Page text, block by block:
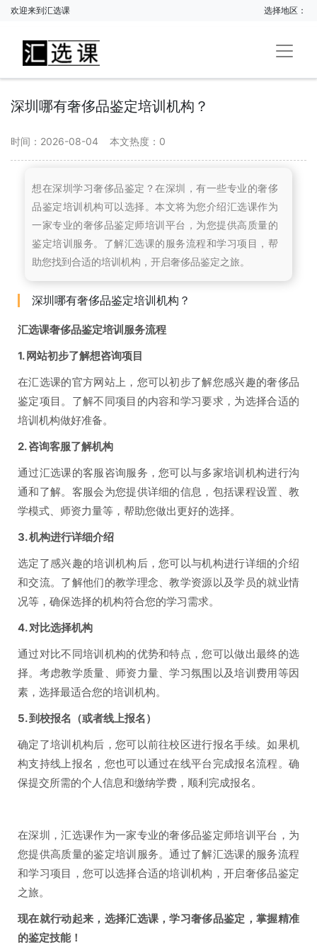
欢迎来到汇选课 选择地区：
深圳哪有奢侈品鉴定培训机构？
时间：2026-08-04 本文热度： 0
想在深圳学习奢侈品鉴定？在深圳，有一些专业的奢侈
品鉴定培训机构可以选择。本文将为您介绍汇选课作为
一家专业的奢侈品鉴定师培训平台，为您提供高质量的
鉴定培训服务。了解汇选课的服务流程和学习项目，帮
助您找到合适的培训机构，开启奢侈品鉴定之旅。
深圳哪有奢侈品鉴定培训机构？
汇选课奢侈品鉴定培训服务流程
1. 网站初步了解想咨询项目
在汇选课的官方网站上，您可以初步了解您感兴趣的奢侈品
鉴定项目。了解不同项目的内容和学习要求，为选择合适的
培训机构做好准备。
2. 咨询客服了解机构
通过汇选课的客服咨询服务，您可以与多家培训机构进行沟
通和了解。客服会为您提供详细的信息，包括课程设置、教
学模式、师资力量等，帮助您做出更好的选择。
3. 机构进行详细介绍
选定了感兴趣的培训机构后，您可以与机构进行详细的介绍
和交流。了解他们的教学理念、教学资源以及学员的就业情
况等，确保选择的机构符合您的学习需求。
4. 对比选择机构
通过对比不同培训机构的优势和特点，您可以做出最终的选
择。考虑教学质量、师资力量、学习氛围以及培训费用等因
素，选择最适合您的培训机构。
5. 到校报名（或者线上报名）
确定了培训机构后，您可以前往校区进行报名手续。如果机
构支持线上报名，您也可以通过在线平台完成报名流程。确
保提交所需的个人信息和缴纳学费，顺利完成报名。
在深圳，汇选课作为一家专业的奢侈品鉴定师培训平台，为
您提供高质量的鉴定培训服务。通过了解汇选课的服务流程
和学习项目，您可以选择合适的培训机构，开启奢侈品鉴定
之旅。
现在就行动起来，选择汇选课，学习奢侈品鉴定，掌握精准
的鉴定技能！